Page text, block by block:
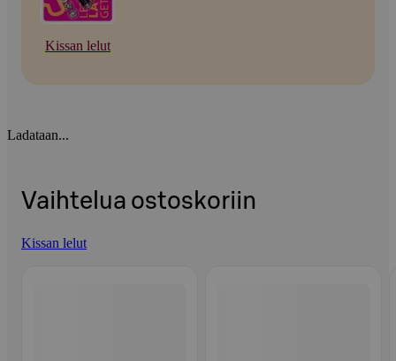
Kissan lelut
Ladataan...
Vaihtelua ostoskoriin
Kissan lelut